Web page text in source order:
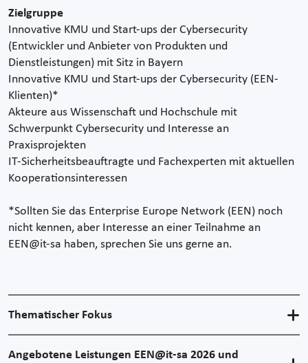
Zielgruppe
Innovative KMU und Start-ups der Cybersecurity
(Entwickler und Anbieter von Produkten und
Dienstleistungen) mit Sitz in Bayern
Innovative KMU und Start-ups der Cybersecurity (EEN-
Klienten)*
Akteure aus Wissenschaft und Hochschule mit
Schwerpunkt Cybersecurity und Interesse an
Praxisprojekten
IT-Sicherheitsbeauftragte und Fachexperten mit aktuellen
Kooperationsinteressen
*Sollten Sie das Enterprise Europe Network (EEN) noch
nicht kennen, aber Interesse an einer Teilnahme an
EEN@it-sa haben, sprechen Sie uns gerne an.
Thematischer Fokus
Angebotene Leistungen EEN@it-sa 2026 und